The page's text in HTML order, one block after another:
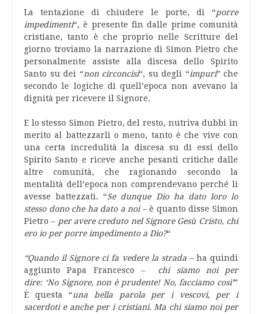
La tentazione di chiudere le porte, di “porre
impedimenti“, è presente fin dalle prime comunità
cristiane, tanto è che proprio nelle Scritture del
giorno troviamo la narrazione di Simon Pietro che
personalmente assiste alla discesa dello Spirito
Santo su dei “non circoncisi“, su degli “impuri” che
secondo le logiche di quell’epoca non avevano la
dignità per ricevere il Signore.
E lo stesso Simon Pietro, del resto, nutriva dubbi in
merito al battezzarli o meno, tanto è che vive con
una certa incredulità la discesa su di essi dello
Spirito Santo e riceve anche pesanti critiche dalle
altre comunità, che ragionando secondo la
mentalità dell’epoca non comprendevano perché li
avesse battezzati. “Se dunque Dio ha dato loro lo
stesso dono che ha dato a noi– è quanto disse Simon
Pietro – per avere creduto nel Signore Gesù Cristo, chi
ero io per porre impedimento a Dio?“
“Quando il Signore ci fa vedere la strada– ha quindi
aggiunto Papa Francesco – chi siamo noi per
dire: ‘No Signore, non è prudente! No, facciamo così’”
È questa “una bella parola per i vescovi, per i
sacerdoti e anche per i cristiani. Ma chi siamo noi per